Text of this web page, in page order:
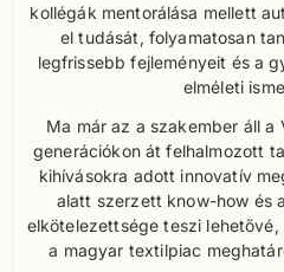
kollégák mentorálása mellett
el tudását, folyamatosan
legfrissebb fejleményeit és a
elméleti
Ma már az a szakember áll a
generációkon át felhalmozott
kihívásokra adott innovatív
alatt szerzett know-how és
elkötelezettsége teszi
a magyar textilpiac